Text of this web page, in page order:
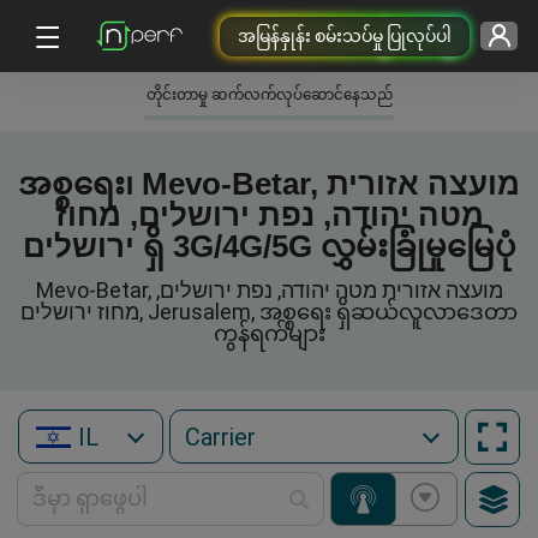
အမြန်နှုန်း စမ်းသပ်မှု ပြုလုပ်ပါ
တိုင်းတာမှု ဆက်လက်လုပ်ဆောင်နေသည်
အစ္စရေး၊ Mevo-Betar, מועצה אזורית
מטה יהודה, נפת ירושלים, מחוז
ירושלים ရှိ 3G/4G/5G လွှမ်းခြုံမှုမြေပုံ
Mevo-Betar, מועצה אזורית מטה יהודה, נפת ירושלים,
מחוז ירושלים, Jerusalem, အစ္စရေး ရှိဆယ်လူလာဒေတာ
ကွန်ရက်များ
IL